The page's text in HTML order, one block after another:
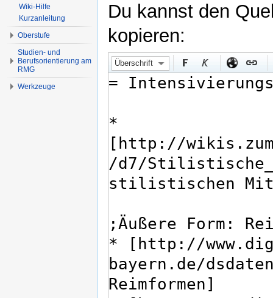
Du kannst den
kopieren:
Überschrift
Wiki-Hilfe
Kurzanleitung
Oberstufe
Studien- und
Berufsorientierung am
RMG
Werkzeuge